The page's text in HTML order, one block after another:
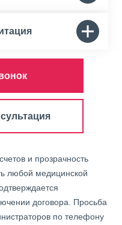
и прозрачность
любой медицинской
договора. Просьба
по телефону